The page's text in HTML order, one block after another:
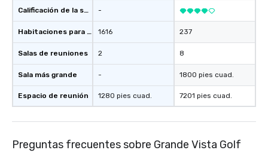
Calificación de la sede
Habitaciones para huéspedes
Salas de reuniones
Sala más grande
Espacio de reunión
-
1616
2
-
1280 pies cuad.
237
8
1800 pies cuad.
7201 pies cuad.
Preguntas frecuentes sobre Grande Vista Golf